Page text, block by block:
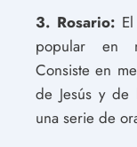
3. Rosario:El
popular en
Consiste en
de Jesús y de
una serie de